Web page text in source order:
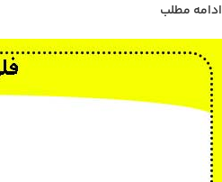
ادامه مطلب